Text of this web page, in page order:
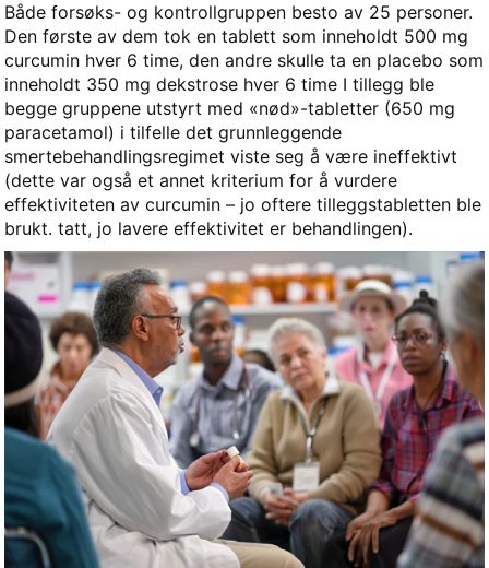
Både forsøks- og kontrollgruppen besto av 25 personer.
Den første av dem tok en tablett som inneholdt 500 mg
curcumin hver 6 time, den andre skulle ta en placebo som
inneholdt 350 mg dekstrose hver 6 time I tillegg ble
begge gruppene utstyrt med «nød»-tabletter (650 mg
paracetamol) i tilfelle det grunnleggende
smertebehandlingsregimet viste seg å være ineffektivt
(dette var også et annet kriterium for å vurdere
effektiviteten av curcumin – jo oftere tilleggstabletten ble
brukt. tatt, jo lavere effektivitet er behandlingen).